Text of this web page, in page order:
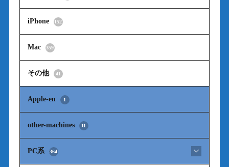
iPhone 152
Mac 359
その他 41
Apple-en 1
other-machines 11
PC系 364